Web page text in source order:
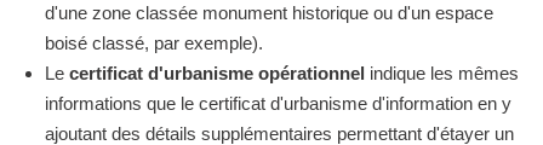
d'une zone classée monument historique ou d'un espace
boisé classé, par exemple).
Le certificat d'urbanisme opérationnel indique les mêmes
informations que le certificat d'urbanisme d'information en y
ajoutant des détails supplémentaires permettant d'étayer un